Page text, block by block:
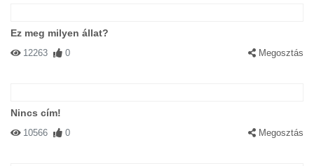
Ez meg milyen állat?
12263 0 Megosztás
Nincs cím!
10566 0 Megosztás